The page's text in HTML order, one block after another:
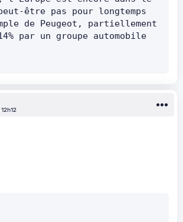
être pas pour longtemps
de Peugeot, partiellement
par un groupe automobile